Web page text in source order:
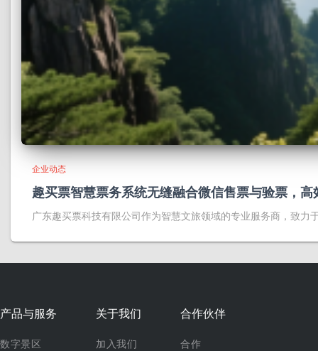
企业动态
趣买票智慧票务系统无缝融合微信售票与验票，
广东趣买票科技有限公司作为智慧文旅领域的专业服务商，致力
产品与服务
数字景区
关于我们
加入我们
合作伙伴
合作